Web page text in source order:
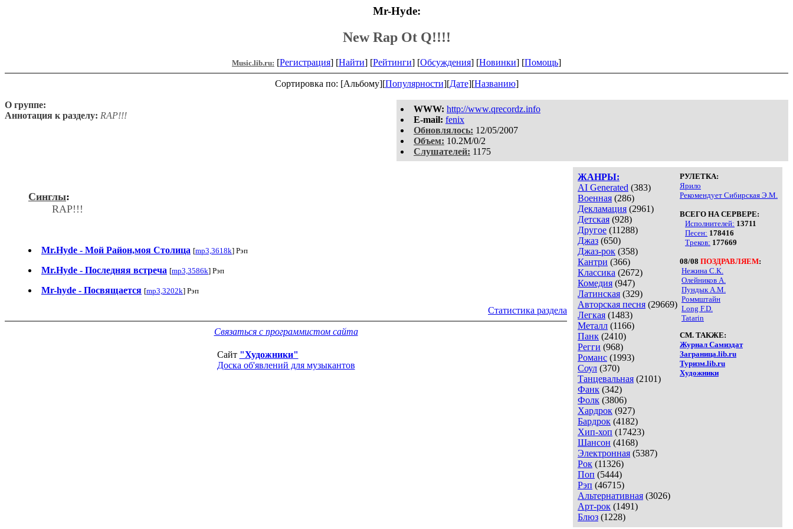
Mr-Hyde:
New Rap Ot Q!!!!
Music.lib.ru: [Регистрация] [Найти] [Рейтинги] [Обсуждения] [Новинки] [Помощь]
Сортировка по: [Альбому][Популярности][Дате][Названию]
WWW: http://www.qrecordz.info
E-mail: fenix
Обновлялось: 12/05/2007
Объем: 10.2M/0/2
Слушателей: 1175
О группе:
Аннотация к разделу: RAP!!!
ЖАНРЫ:
AI Generated (383)
Военная (286)
Декламация (2961)
Детская (928)
Другое (11288)
Джаз (650)
Джаз-рок (358)
Кантри (366)
Классика (2672)
Комедия (947)
Латинская (329)
Авторская песня (29669)
Легкая (1483)
Металл (1166)
Панк (2410)
Регги (968)
Романс (1993)
Соул (370)
Танцевальная (2101)
Фанк (342)
Фолк (3806)
Хардрок (927)
Бардрок (4182)
Хип-хоп (17423)
Шансон (4168)
Электронная (5387)
Рок (11326)
Поп (5444)
Рэп (46715)
Альтернативная (3026)
Арт-рок (1491)
Блюз (1228)
РУЛЕТКА:
Ярило
Рекомендует Сибирская Э.М.
ВСЕГО НА СЕРВЕРЕ:
Исполнителей: 13711
Песен: 178416
Треков: 177669
08/08 ПОЗДРАВЛЯЕМ:
Нежина С.К.
Олейников А.
Пундык А.М.
Роммштайн
Long F.D.
Tatarin
СМ. ТАКЖЕ:
Журнал Самиздат
Заграница.lib.ru
Туризм.lib.ru
Художники
Синглы:
RAP!!!
Mr.Hyde - Мой Район,моя Столица [mp3,3618k] Рэп
Mr.Hyde - Последняя встреча [mp3,3586k] Рэп
Mr-hyde - Посвящается [mp3,3202k] Рэп
Статистика раздела
Связаться с программистом сайта
Сайт "Художники"
Доска об'явлений для музыкантов